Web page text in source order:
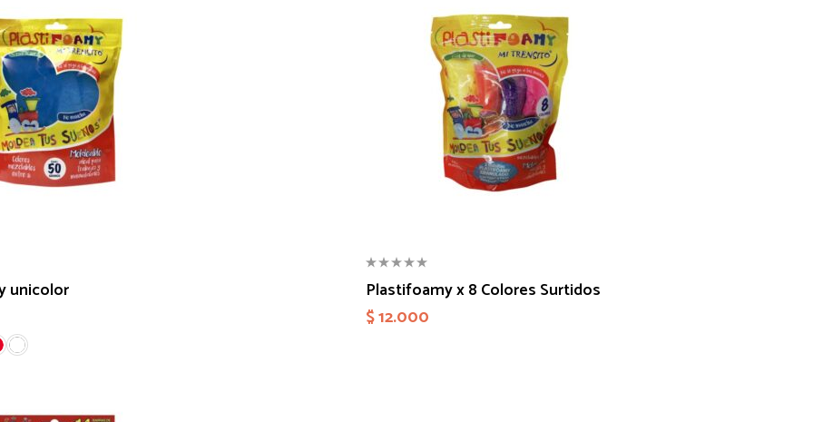
unicolor
Plastifoamy x 8 Colores Surtidos
$12.000